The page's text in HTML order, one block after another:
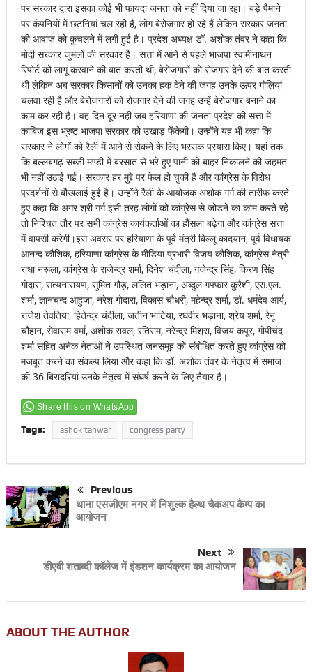
पर सरकार द्वारा इसका कोई भी फायदा जनता को नहीं दिया जा रहा। बड़े पैमाने
पर कंपनियों में छटनियां चल रही हैं, लोग बेरोजगार हो रहे हैं लेकिन सरकार जनता
की आवाज को कुचलने में लगी हुई है। प्रदेश अध्यक्ष डॉ. अशोक तंवर ने कहा कि
मोदी सरकार जुमलों की सरकार है। सत्ता में आने से पहले भाजपा स्वामीनाथन
रिपोर्ट को लागू करवाने की बात करती थी, बेरोजगारों को रोजगार देने की बात करती
थी लेकिन अब सरकार किसानों को उनका हक देने की जगह उनके ऊपर गोलियां
चलवा रही है और बेरोजगारों को रोजगार देने की जगह उन्हें बेरोजगार बनाने का
काम कर रही है। वह दिन दूर नहीं जब हरियाणा की जनता प्रदेश की सत्ता में
काबिज इस भ्रष्ट भाजपा सरकार को उखाड़ फेंकेगी। उन्होंने यह भी कहा कि
सरकार ने लोगों को रैली में आने से रोकने के लिए भरसक प्रयास किए। यहां तक
कि बल्लबगढ़ सब्जी मण्डी में बरसात से भरे हुए पानी को बाहर निकालने की जहमत
भी नहीं उठाई गई। सरकार हर मुद्दे पर फेल हो चुकी है और कांग्रेस के विरोध
प्रदर्शनों से बौखलाई हुई है। उन्होंने रैली के आयोजक अशोक गर्ग की तारीफ करते
हुए कहा कि अगर श्री गर्ग इसी तरह लोगों को कांग्रेस से जोडऩे का काम करते रहे
तो निश्चित तौर पर सभी कांग्रेस कार्यकर्ताओं का हौंसला बढ़ेगा और कांग्रेस सत्ता
में वापसी करेगी।इस अवसर पर हरियाणा के पूर्व मंत्री बिल्लू कादयान, पूर्व विधायक
आनन्द कौशिक, हरियाणा कांग्रेस के मीडिया प्रभारी विजय कौशिक, कांग्रेस नेत्री
राधा नरूला, कांग्रेस के राजेन्द्र शर्मा, दिनेश चंदीला, गजेन्द्र सिंह, किरण सिंह
गोदारा, सत्यनारायण, सुमित गौड़, ललित भड़ाना, अब्दुल गफ्फार कुरैशी, एस.एल.
शर्मा, ज्ञानचन्द आहुजा, नरेश गोदारा, विकास चौधरी, महेन्द्र शर्मा, डॉ. धर्मदेव आर्य,
राजेश तेवतिया, हितेन्द्र चंदीला, जतीन भाटिया, रघवीर भड़ाना, श्रेय शर्मा, रेनू
चौहान, सेवाराम वर्मा, अशोक रावल, रतिराम, नरेन्द्र मिश्रा, विजय कपूर, गोपीचंद
शर्मा सहित अनेक नेताओं ने उपस्थित जनसमूह को संबोधित करते हुए कांग्रेस को
मजबूत करने का संकल्प लिया और कहा कि डॉ. अशोक तंवर के नेतृत्व में समाज
की 36 बिरादरियां उनके नेतृत्व में संघर्ष करने के लिए तैयार हैं।
Share this on WhatsApp
Tags: ashok tanwar congress party
Previous
थाना एसजीएम नगर में निशुल्क हैल्थ चैकअप कैम्प का
आयोजन
Next
डीएवी शताब्दी कॉलेज में इंडशन कार्यक्रम का आयोजन
ABOUT THE AUTHOR